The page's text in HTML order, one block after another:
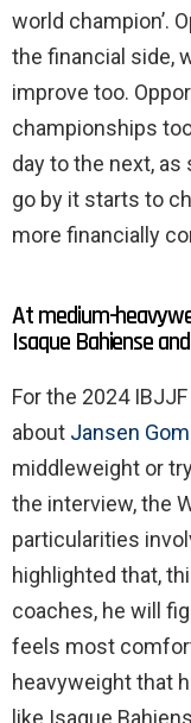
world champion’.
the financial side,
improve too.
championships
day to the next,
go by it starts to
more financially
At medium-
Isaque Bahiense
For the 2024
about Jansen
middleweight or
the interview, the
particularities
highlighted that,
coaches, he will
feels most
heavyweight that
like Isaque